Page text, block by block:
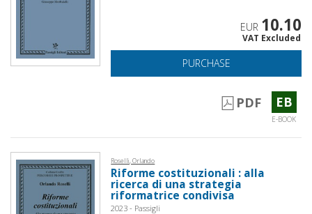
EUR 10.10
VAT Excluded
PURCHASE
PDF EB
E-BOOK
Roselli, Orlando
Riforme costituzionali : alla
ricerca di una strategia
riformatrice condivisa
2023 - Passigli